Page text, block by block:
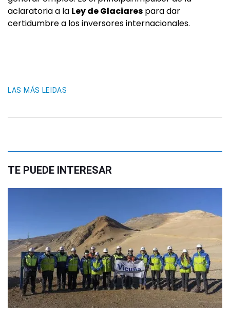
aclaratoria a la Ley de Glaciares para dar
certidumbre a los inversores internacionales.
LAS MÁS LEIDAS
TE PUEDE INTERESAR